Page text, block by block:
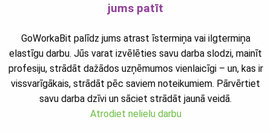
jums patīt
GoWorkaBit palīdz jums atrast īstermiņa vai ilgtermiņa
elastīgu darbu. Jūs varat izvēlēties savu darba slodzi, mainīt
profesiju, strādāt dažādos uzņēmumos vienlaicīgi – un, kas ir
vissvarīgākais, strādāt pēc saviem noteikumiem. Pārvērtiet
savu darba dzīvi un sāciet strādāt jaunā veidā.
Atrodiet nelielu darbu